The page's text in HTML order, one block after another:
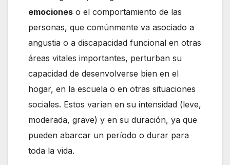
emociones o el comportamiento de las
personas, que comúnmente va asociado a
angustia o a discapacidad funcional en otras
áreas vitales importantes, perturban su
capacidad de desenvolverse bien en el
hogar, en la escuela o en otras situaciones
sociales. Estos varían en su intensidad (leve,
moderada, grave) y en su duración, ya que
pueden abarcar un período o durar para
toda la vida.